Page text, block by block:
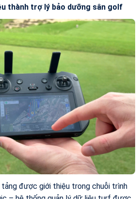
thành trợ lý bảo dưỡng sân golf
được giới thiệu trong chuỗi trình